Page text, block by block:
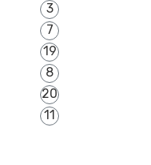
3
7
19
8
20
11